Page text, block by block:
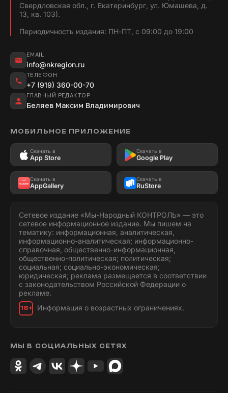
Свердловская обл., г. Екатеринбург, ул. Юмашева, д.
13, кв. 103).
Периодичность издания: ПН-ПТ, с 09:00 до 19:00
EMAIL
info@nkregion.ru
ТЕЛЕФОН
+7 (919) 360-00-70
ГЛАВНЫЙ РЕДАКТОР
Беляев Максим Владимирович
МОБИЛЬНОЕ ПРИЛОЖЕНИЕ
Скачать в
App Store
Скачать в
Google Play
Скачать в
AppGallery
Скачать в
RuStore
Сетевое издание «Мы-Народный КОНТРОЛЬ» — это
сетевое информационное издание. Мы пишем на
тематику: информационная, аналитическая,
информационно-аналитическая; информационно-
справочная, общественно-информационная,
общественно-политическая; политическая;
социальная; социально-экономическая;
юридическая; реклама размещается в соответствии
с законодательством Российской Федерации о
рекламе.
18+ Информация о возрастных ограничениях.
МЫ В СОЦИАЛЬНЫХ СЕТЯХ